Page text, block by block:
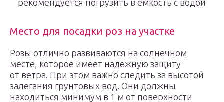
рекомендуется погрузить в емкость с водой
Место для посадки роз на участке
Розы отлично развиваются на солнечном
месте, которое имеет надежную защиту
от ветра. При этом важно следить за высотой
залегания грунтовых вод. Они должны
находиться минимум в 1 м от поверхности